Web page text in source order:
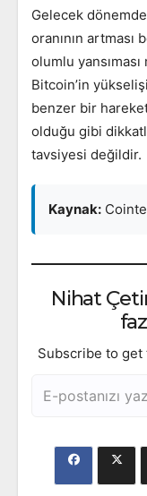
Gelecek
oranının
olumlu
Bitcoin’in
benzer bir
olduğu gibi
tavsiyesi değildir.
Kaynak:
Nihat
Subscribe to